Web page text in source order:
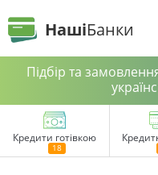
НашіБанки
Підбір та
Кредити готівкою